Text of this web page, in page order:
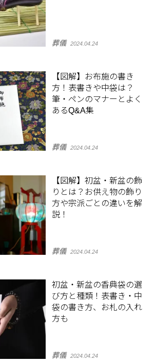
葬儀 2024.04.24
【図解】お布施の書き
方！表書きや中袋は？
筆・ペンのマナーとよく
あるQ&A集
葬儀 2024.04.24
【図解】初盆・新盆の飾
りとは？お供え物の飾り
方や宗派ごとの違いを解
説！
葬儀 2024.04.24
初盆・新盆の香典袋の選
び方と種類！表書き・中
袋の書き方、お札の入れ
方も
葬儀 2024.04.24